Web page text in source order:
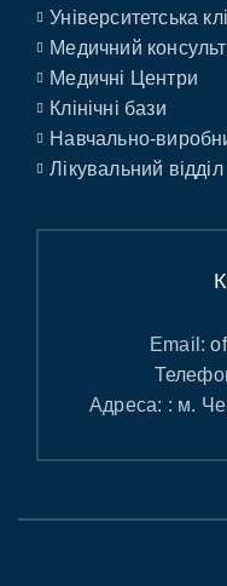
Університетська
Медичний
Медичні Центри
Клінічні бази
Навчально-
Лікувальний відділ
Email:
Адреса: : м.